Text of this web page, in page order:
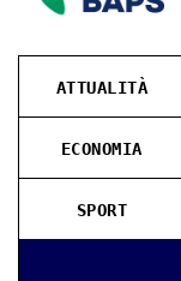
ATTUALITÀ
ECONOMIA
SPORT